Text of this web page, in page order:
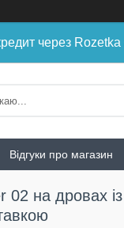
через Rozetka
Відгуки про магазин
02 на дровах